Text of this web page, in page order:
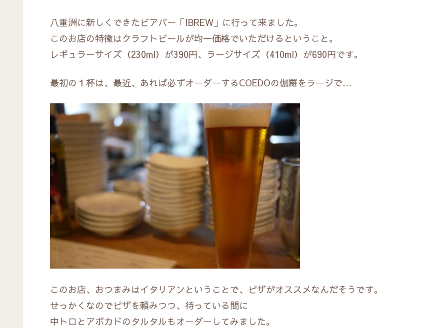
八重洲に新しくできたビアバー「IBREW」に行って来ました。
このお店の特徴はクラフトビールが均一価格でいただけるということ。
レギュラーサイズ（230ml）が390円、ラージサイズ（410ml）が690円です。
最初の１杯は、最近、あれば必ずオーダーするCOEDOの伽羅をラージで…
このお店、おつまみはイタリアンということで、ピザがオススメなんだそうです。
せっかくなのでピザを頼みつつ、待っている間に
中トロとアボカドのタルタルもオーダーしてみました。